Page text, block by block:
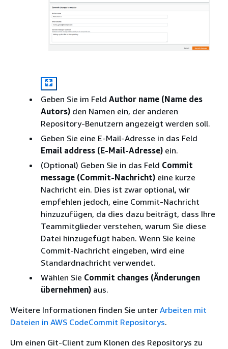
Geben Sie im Feld Author name (Name des
Autors) den Namen ein, der anderen
Repository-Benutzern angezeigt werden soll.
Geben Sie eine E-Mail-Adresse in das Feld
Email address (E-Mail-Adresse) ein.
(Optional) Geben Sie in das Feld Commit
message (Commit-Nachricht) eine kurze
Nachricht ein. Dies ist zwar optional, wir
empfehlen jedoch, eine Commit-Nachricht
hinzuzufügen, da dies dazu beiträgt, dass Ihre
Teammitglieder verstehen, warum Sie diese
Datei hinzugefügt haben. Wenn Sie keine
Commit-Nachricht eingeben, wird eine
Standardnachricht verwendet.
Wählen Sie Commit changes (Änderungen
übernehmen) aus.
Weitere Informationen finden Sie unter Arbeiten mit
Dateien in AWS CodeCommit Repositorys.
Um einen Git-Client zum Klonen des Repositorys zu